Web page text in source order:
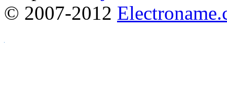
© 2007-2012